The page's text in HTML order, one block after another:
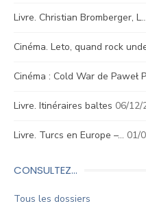
Livre. Christian Bromberger, L…
Cinéma. Leto, quand rock
Cinéma : Cold War de Paweł
Livre. Itinéraires baltes 06/12/
Livre. Turcs en Europe –… 01/
CONSULTEZ…
Tous les dossiers